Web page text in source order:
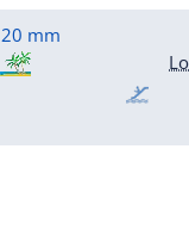
20 mm